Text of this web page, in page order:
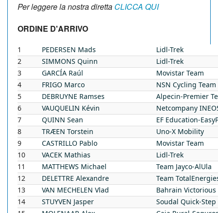
Per leggere la nostra diretta CLICCA QUI
ORDINE D'ARRIVO
1 PEDERSEN Mads
Lidl-Trek
2
SIMMONS Quinn
Lidl-Trek
3
GARCÍA Raúl
Movistar Team
4
FRIGO Marco
NSN Cycling Team
5
DEBRUYNE Ramses
Alpecin-Premier
6
VAUQUELIN Kévin
Netcompany
7
QUINN Sean
EF Education-
8
TRÆEN Torstein
Uno-X Mobility
9
CASTRILLO Pablo
Movistar Team
10
VACEK Mathias
Lidl-Trek
11
MATTHEWS Michael
Team Jayco-AlUla
12
DELETTRE Alexandre
Team
13
VAN MECHELEN Vlad
Bahrain Victorious
14
STUYVEN Jasper
Soudal Quick-Step